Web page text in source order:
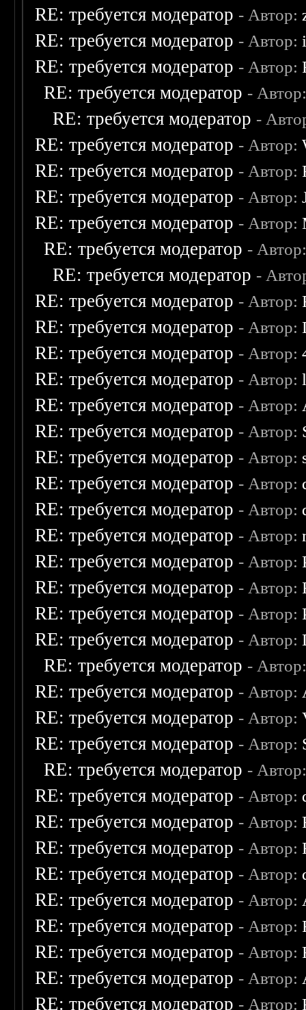
RE: требуется модератор - Автор:
RE: требуется модератор - Автор:
RE: требуется модератор - Автор:
RE: требуется модератор -
RE: требуется модератор -
RE: требуется модератор - Автор:
RE: требуется модератор - Автор:
RE: требуется модератор - Автор:
RE: требуется модератор - Автор:
RE: требуется модератор -
RE: требуется модератор -
RE: требуется модератор - Автор:
RE: требуется модератор - Автор:
RE: требуется модератор - Автор:
RE: требуется модератор - Автор:
RE: требуется модератор - Автор:
RE: требуется модератор - Автор:
RE: требуется модератор - Автор:
RE: требуется модератор - Автор:
RE: требуется модератор - Автор:
RE: требуется модератор - Автор:
RE: требуется модератор - Автор:
RE: требуется модератор - Автор:
RE: требуется модератор - Автор:
RE: требуется модератор - Автор:
RE: требуется модератор -
RE: требуется модератор - Автор:
RE: требуется модератор - Автор:
RE: требуется модератор - Автор:
RE: требуется модератор -
RE: требуется модератор - Автор:
RE: требуется модератор - Автор:
RE: требуется модератор - Автор:
RE: требуется модератор - Автор:
RE: требуется модератор - Автор:
RE: требуется модератор - Автор:
RE: требуется модератор - Автор:
RE: требуется модератор - Автор:
RE: требуется модератор - Автор: